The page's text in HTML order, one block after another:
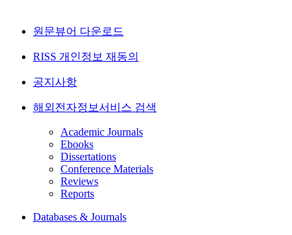
원문뷰어 다운로드
RISS 개인정보 재동의
공지사항
해외전자정보서비스 검색
Academic Journals
Ebooks
Dissertations
Conference Materials
Reviews
Reports
Databases & Journals